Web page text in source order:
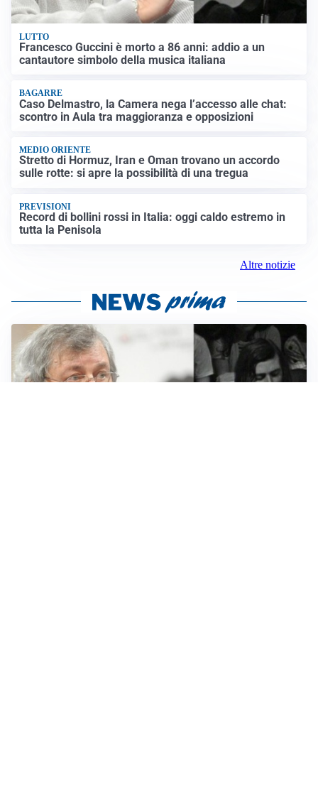
LUTTO
Francesco Guccini è morto a 86 anni: addio a un
cantautore simbolo della musica italiana
BAGARRE
Caso Delmastro, la Camera nega l’accesso alle chat:
scontro in Aula tra maggioranza e opposizioni
MEDIO ORIENTE
Stretto di Hormuz, Iran e Oman trovano un accordo
sulle rotte: si apre la possibilità di una tregua
PREVISIONI
Record di bollini rossi in Italia: oggi caldo estremo in
tutta la Penisola
Altre notizie